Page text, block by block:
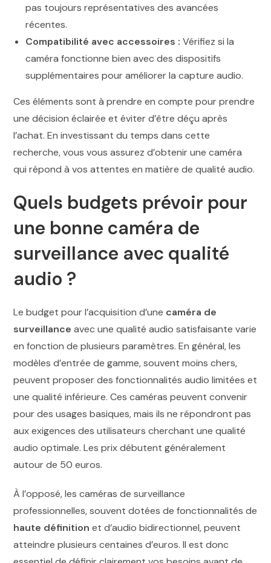
pas toujours représentatives des avancées
récentes.
Compatibilité avec accessoires : Vérifiez si la
caméra fonctionne bien avec des dispositifs
supplémentaires pour améliorer la capture audio.
Ces éléments sont à prendre en compte pour prendre
une décision éclairée et éviter d’être déçu après
l’achat. En investissant du temps dans cette
recherche, vous vous assurez d’obtenir une caméra
qui répond à vos attentes en matière de qualité audio.
Quels budgets prévoir pour
une bonne caméra de
surveillance avec qualité
audio ?
Le budget pour l’acquisition d’une caméra de
surveillance avec une qualité audio satisfaisante varie
en fonction de plusieurs paramètres. En général, les
modèles d’entrée de gamme, souvent moins chers,
peuvent proposer des fonctionnalités audio limitées et
une qualité inférieure. Ces caméras peuvent convenir
pour des usages basiques, mais ils ne répondront pas
aux exigences des utilisateurs cherchant une qualité
audio optimale. Les prix débutent généralement
autour de 50 euros.
À l’opposé, les caméras de surveillance
professionnelles, souvent dotées de fonctionnalités de
haute définition et d’audio bidirectionnel, peuvent
atteindre plusieurs centaines d’euros. Il est donc